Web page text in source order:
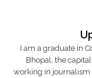
I am a graduate in
Bhopal, the
working in journalism